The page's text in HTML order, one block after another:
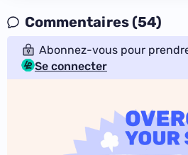
Commentaires (54)
Abonnez-vous pour
Se connecter